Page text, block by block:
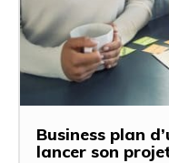
Business plan
lancer son